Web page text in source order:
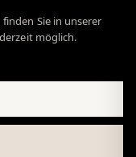
Sie in unserer
möglich.